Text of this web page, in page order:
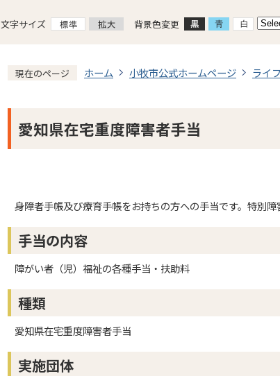
文字サイズ 背景色変更
現在のページ ホーム 小牧市公式ホームページ ライ
愛知県在宅重度障害者手当
身障者手帳及び療育手帳をお持ちの方への手当です。特別
手当の内容
障がい者（児）福祉の各種手当・扶助料
種類
愛知県在宅重度障害者手当
実施団体